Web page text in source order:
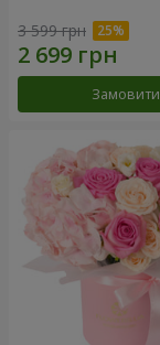
3 599 грн
Замовити